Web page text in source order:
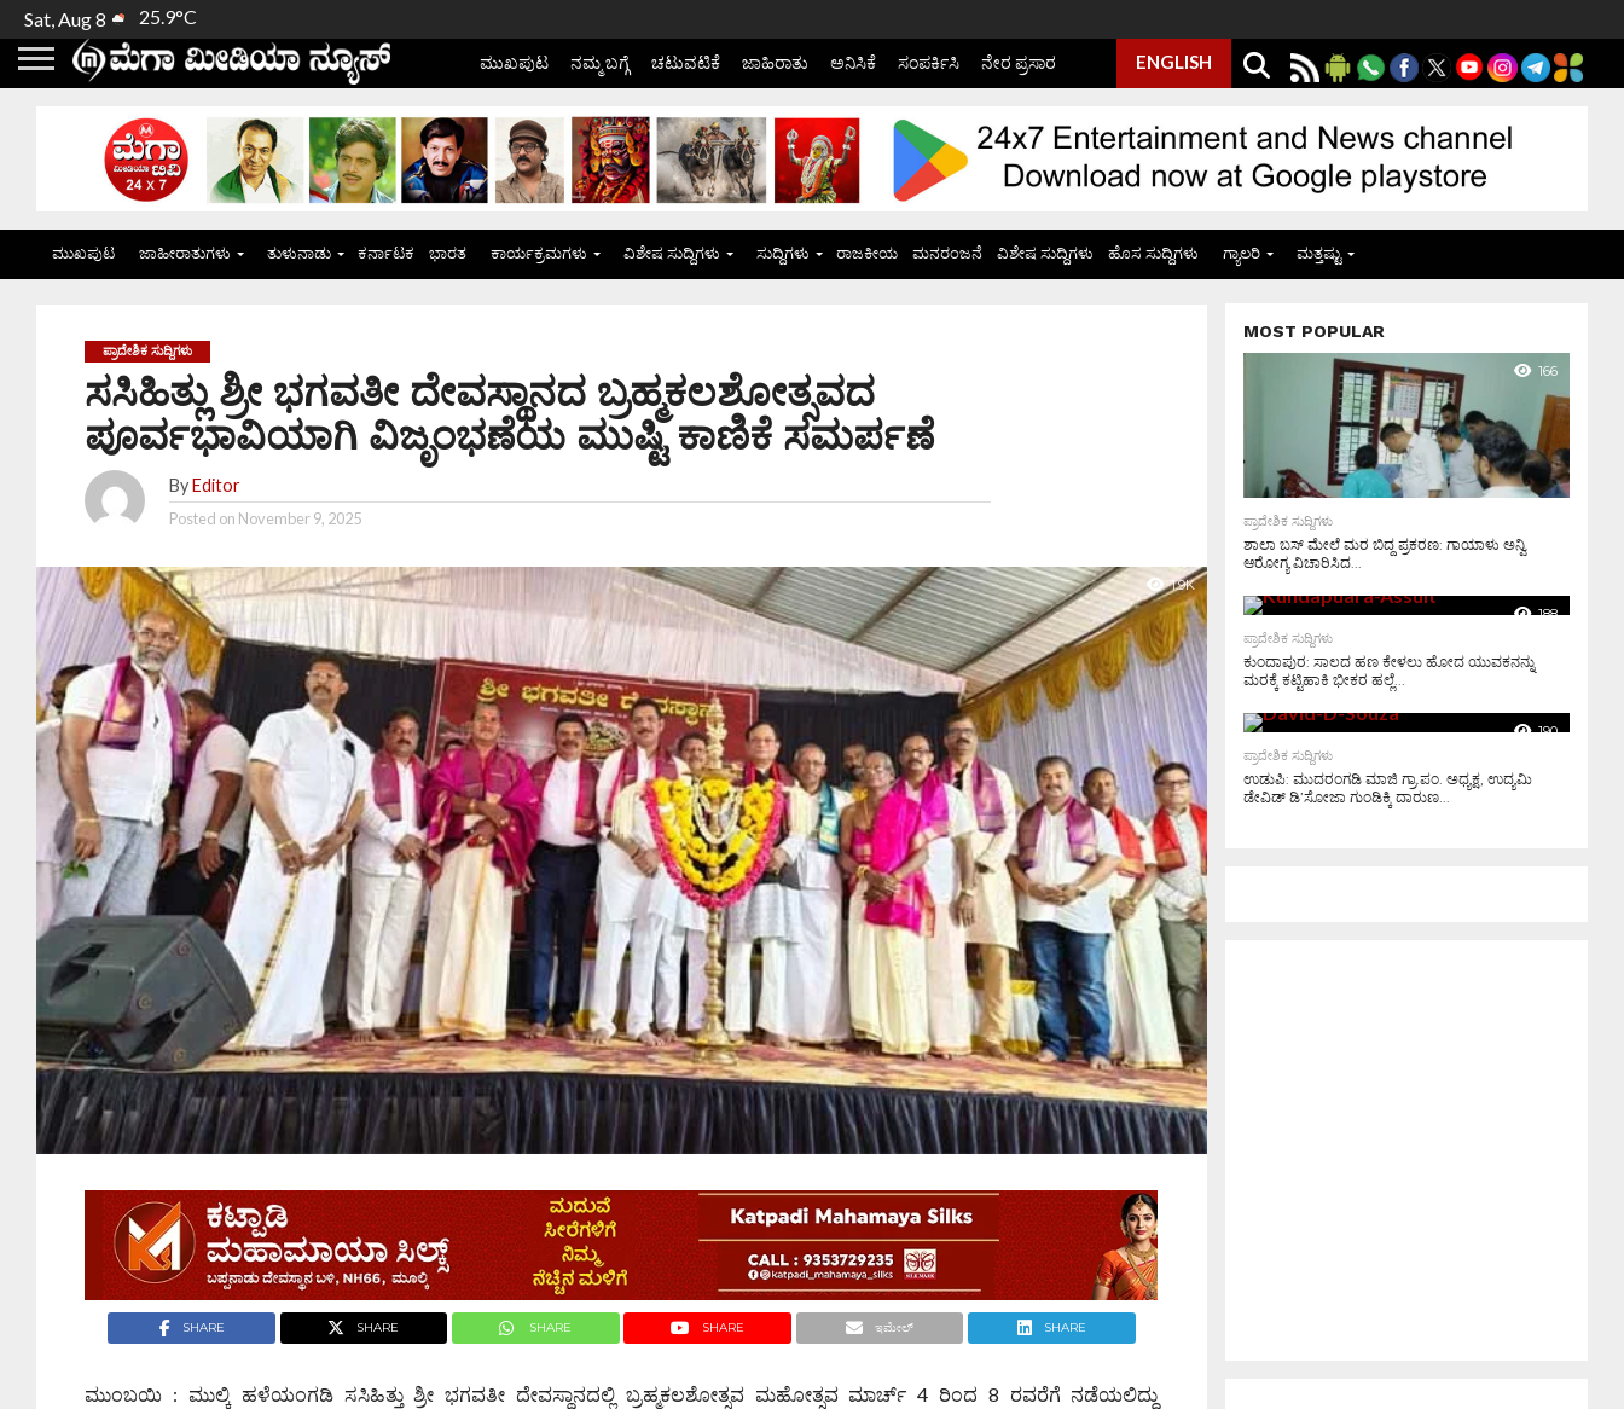
Sat, Aug 8 25.9°C
ಮುಖಪುಟ ನಮ್ಮ ಬಗ್ಗೆ ಚಟುವಟಿಕೆ ಜಾಹಿರಾತು ಅನಿಸಿಕೆ ಸಂಪರ್ಕಿಸಿ ನೇರ ಪ್ರಸಾರ ENGLISH
ಮುಖಪುಟ ಜಾಹೀರಾತುಗಳು ತುಳುನಾಡು ಕರ್ನಾಟಕ ಭಾರತ ಕಾರ್ಯಕ್ರಮಗಳು ವಿಶೇಷ ಸುದ್ದಿಗಳು ಸುದ್ದಿಗಳು ರಾಜಕೀಯ ಮನರಂಜನೆ ವಿಶೇಷ ಸುದ್ದಿಗಳು ಹೊಸ ಸುದ್ದಿಗಳು ಗ್ಯಾಲರಿ ಮತ್ತಷ್ಟು
ಪ್ರಾದೇಶಿಕ ಸುದ್ದಿಗಳು
ಸಸಿಹಿತ್ಲು ಶ್ರೀ ಭಗವತೀ ದೇವಸ್ಥಾನದ ಬ್ರಹ್ಮಕಲಶೋತ್ಸವದ
ಪೂರ್ವಭಾವಿಯಾಗಿ ವಿಜೃಂಭಣೆಯ ಮುಷ್ಟಿ ಕಾಣಿಕೆ ಸಮರ್ಪಣೆ
By Editor
Posted on November 9, 2025
1.9K
SHARE SHARE SHARE SHARE ಇಮೇಲ್ SHARE
ಮುಂಬಯಿ : ಮುಲ್ಕಿ ಹಳೆಯಂಗಡಿ ಸಸಿಹಿತ್ತು ಶ್ರೀ ಭಗವತೀ ದೇವಸ್ಥಾನದಲ್ಲಿ ಬ್ರಹ್ಮಕಲಶೋತ್ಸವ ಮಹೋತ್ಸವ ಮಾರ್ಚ್ 4 ರಿಂದ 8 ರವರೆಗೆ ನಡೆಯಲಿದ್ದು
MOST POPULAR
166
ಪ್ರಾದೇಶಿಕ ಸುದ್ದಿಗಳು
ಶಾಲಾ ಬಸ್ ಮೇಲೆ ಮರ ಬಿದ್ದ ಪ್ರಕರಣ: ಗಾಯಾಳು ಅನ್ವಿ
ಆರೋಗ್ಯ ವಿಚಾರಿಸಿದ...
188
ಪ್ರಾದೇಶಿಕ ಸುದ್ದಿಗಳು
ಕುಂದಾಪುರ: ಸಾಲದ ಹಣ ಕೇಳಲು ಹೋದ ಯುವಕನನ್ನು
ಮರಕ್ಕೆ ಕಟ್ಟಿಹಾಕಿ ಭೀಕರ ಹಲ್ಲೆ...
190
ಪ್ರಾದೇಶಿಕ ಸುದ್ದಿಗಳು
ಉಡುಪಿ: ಮುದರಂಗಡಿ ಮಾಜಿ ಗ್ರಾ.ಪಂ. ಅಧ್ಯಕ್ಷ, ಉದ್ಯಮಿ
ಡೇವಿಡ್ ಡಿ’ಸೋಜಾ ಗುಂಡಿಕ್ಕಿ ದಾರುಣ...